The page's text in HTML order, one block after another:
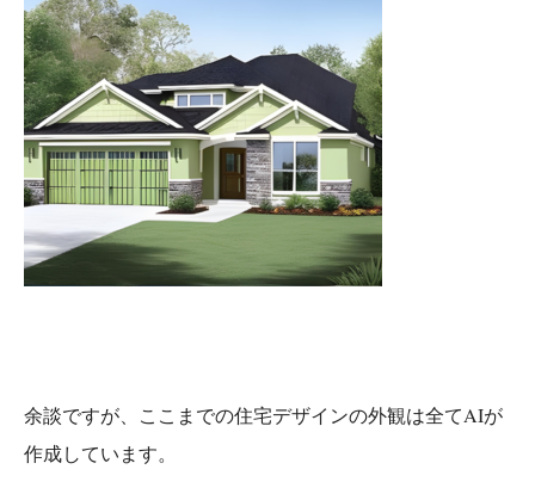
余談ですが、ここまでの住宅デザインの外観は全てAIが
作成しています。